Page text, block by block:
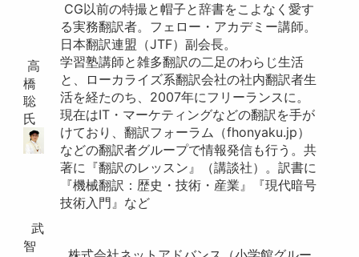
高
橋
聡
氏
CG以前の特撮と帽子と辞書をこよなく愛す
る実務翻訳者。フェロー・アカデミー講師。
日本翻訳連盟（JTF）副会長。
学習塾講師と雑多翻訳の二足のわらじ生活
と、ローカライズ系翻訳会社の社内翻訳者生
活を経たのち、2007年にフリーランスに。
現在はIT・マーケティングなどの翻訳を手が
けており、翻訳フォーラム（fhonyaku.jp）
などの翻訳者グループで情報発信も行う。共
著に『翻訳のレッスン』（講談社）。訳書に
『機械翻訳：歴史・技術・産業』『現代暗号
技術入門』など
武
智